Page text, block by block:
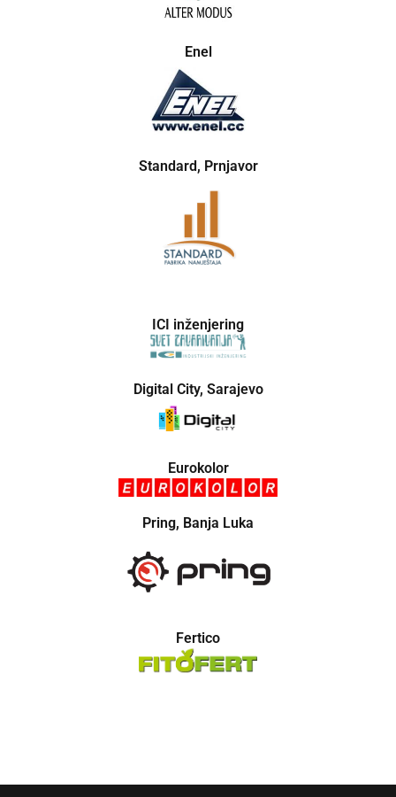
Enel
Standard, Prnjavor
ICI inženjering
Digital City, Sarajevo
Eurokolor
Pring, Banja Luka
Fertico